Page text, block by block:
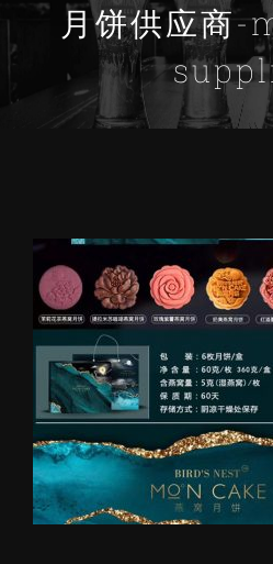
月饼供应商